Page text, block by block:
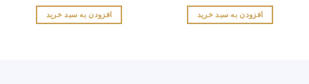
افزودن به سبد خرید افزودن به سبد خرید